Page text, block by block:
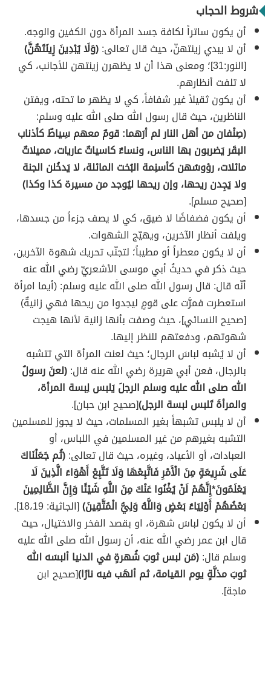
شروط الحجاب
أن يكون ساتراً لكافة جسد المرأة دون الكفين والوجه.
أن لا يبدي زينتهنّ، حيث قال تعالى:(وَلَا يُبْدِينَ زِينَتَهُنَّ)
[النور:31]؛ ومعنى هذا أن لا يظهرن زينتهن للأجانب، كي
لا تلفت أنظارهم.
أن يكون ثقيلاً غير شفافاً، كي لا يظهر ما تحته، ويفتن
الناظرين، حيث قال رسول الله صلى الله عليه وسلم:
(صِنْفان من أهل النار لم أرَهما: قومٌ معهم سِياطٌ كأذناب
البقَر يَضربون بها الناس، ونساءٌ كاسياتٌ عاريات، مميلاتٌ
مائلات، رؤوسُهن كأسنِمة البُخت المائلة، لا يَدخُلن الجنة
ولا يَجِدن ريحها، وإن ريحها ليُوجد من مسيرة كذا وكذا)
[صحيح مسلم].
أن يكون فضفاضًا لا ضيق، كي لا يصف جزءاً من جسدها،
ويلفت أنظار الآخرين، ويهيّج الشهوات.
أن لا يكون معطراً أو مطيباً؛ لتجنّب تحريك شهوة الآخرين،
حيث ذكر في حديثُ أبي موسى الأشعريِّ رضي الله عنه
أنّه قال: قال رسول الله صلى الله عليه وسلم: (أيما امرأة
استعطرت فمرَّت على قومٍ ليجدوا من ريحها فهي زانيةٌ)
[صحيح النسائي]، حيث وصفت بأنها زانية لأنها هيجت
شهوتهم، ودفعتهم للنظر إليها.
أن لا يُشبه لباسَ الرجال؛ حيث لعنت المرأة التي تتشبه
بالرجال، فعن أبي هريرة رضي الله عنه قال:(لعنَ رسولُ
الله صلى الله عليه وسلم الرجلَ يَلبس لِبسة المرأة،
والمرأةَ تَلبس لبسة الرجل)[صحيح ابن حبان].
أن لا يلبس تشبهاً بغير المسلمات، حيث لا يجوز للمسلمين
التشبه بغيرهم من غير المسلمين في اللباس، أو
العبادات، أو الأعياد، وغيره، حيث قال تعالى:(ثُم جَعَلْنَاكَ
عَلَى شَرِيعَةٍ مِنَ الْأَمْرِ فَاتَّبِعْهَا وَلَا تَتَّبِعْ أَهْوَاءَ الَّذِينَ لَا
يَعْلَمُونَ*إِنَّهُمْ لَنْ يُغْنُوا عَنْكَ مِنَ اللَّهِ شَيْئًا وَإِنَّ الظَّالِمِينَ
بَعْضُهُمْ أَوْلِيَاءُ بَعْضٍ وَاللَّهُ وَلِيُّ الْمُتَّقِينَ)[الجاثية: 18،19].
أن لا يكون لباسَ شهرة، او بقصد الفخر والاختيال، حيث
قال ابن عمر رضي الله عنه، أن رسول الله صلى الله عليه
وسلم قال:(مَن لبس ثوبَ شُهرةٍ في الدنيا ألبسَه الله
ثوبَ مذلَّةٍ يوم القيامة، ثم ألهَب فيه نارًا)[صحيح ابن
ماجة].